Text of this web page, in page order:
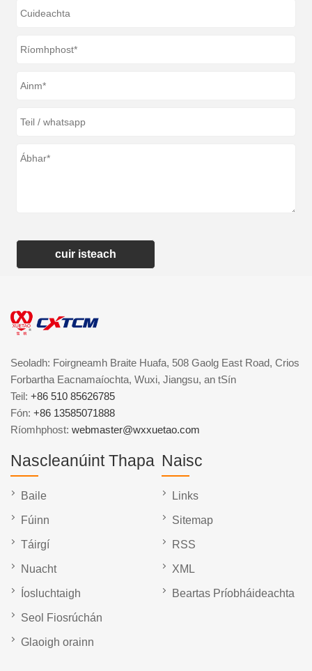
cuir isteach
Seoladh: Foirgneamh Braite Huafa, 508 Gaolg East Road, Crios
Forbartha Eacnamaíochta, Wuxi, Jiangsu, an tSín
Teil: +86 510 85626785
Fón: +86 13585071888
Ríomhphost: webmaster@wxxuetao.com
Nascleanúint Thapa
Baile
Fúinn
Táirgí
Nuacht
Íosluchtaigh
Seol Fiosrúchán
Glaoigh orainn
Naisc
Links
Sitemap
RSS
XML
Beartas Príobháideachta